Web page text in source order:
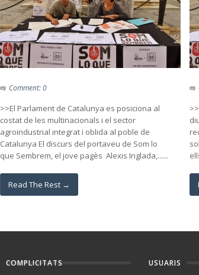
Comment: 0
>>El Parlament de Catalunya es posiciona al
costat de les multinacionals i el sector
agroindustrial integrat i oblida al poble de
Catalunya El discurs del portaveu de Som lo
que Sembrem, el jove pagès Alexis Inglada,......
Read The Rest →
COMPLICITATS USUARIS